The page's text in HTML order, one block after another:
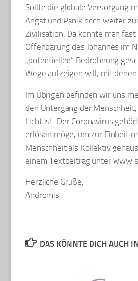
Sollte die globale Versorgung
Angst und Panik noch weiter
Zivilisation. Da könnte man
Offenbarung des Johannes im
„potentiellen“ Bedrohnung
Wege aufzeigen will, mit
Im Übrigen befinden wir uns
den Untergang der
Licht ist. Der Coronavirus
erlösen möge, um zur Einheit
Menschheit als Kollektiv
einem Textbeitrag unter
Herzliche Grüße,
Andromis
DAS KÖNNTE DICH AUCH